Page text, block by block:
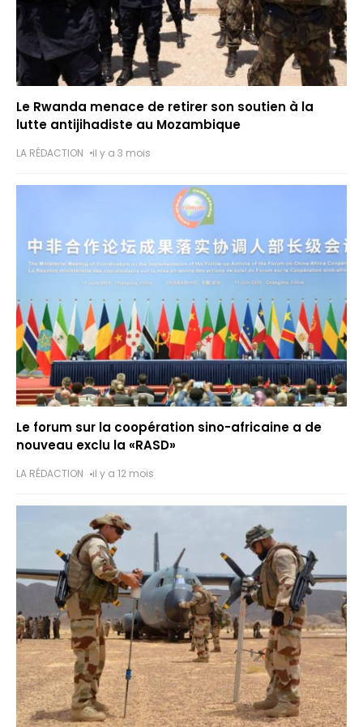
Le Rwanda menace de retirer son soutien à la
lutte antijihadiste au Mozambique
LA RÉDACTION il y a 3 mois
Le forum sur la coopération sino-africaine a de
nouveau exclu la «RASD»
LA RÉDACTION il y a 12 mois